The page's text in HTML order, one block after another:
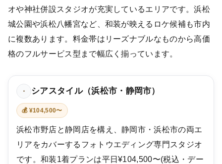
オや神社併設スタジオが充実しているエリアです。浜松
城公園や浜松八幡宮など、和装が映えるロケ候補も市内
に複数あります。料金帯はリーズナブルなものから高価
格のフルサービス型まで幅広く揃っています。
・ シアスタイル（浜松市・静岡市）
💰 ¥104,500〜
浜松市野店と静岡店を構え、静岡市・浜松市の両エ
リアをカバーするフォトウエディング専門スタジオ
です。和装1着プランは平日¥104,500〜(税込・デー